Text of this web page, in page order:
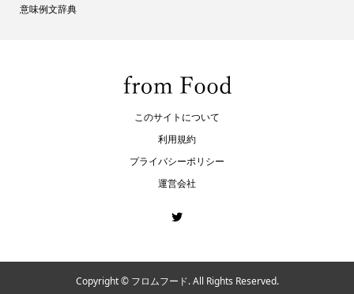
意味例文辞典
このサイトについて
利用規約
プライバシーポリシー
運営会社
Copyright ©フロムフード. All Rights Reserved.